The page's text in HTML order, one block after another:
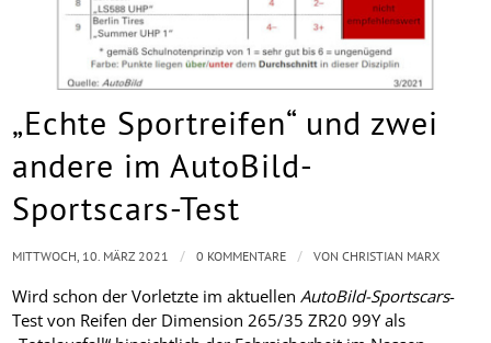
„Echte Sportreifen“ und zwei
andere im AutoBild-
Sportscars-Test
Wird schon der Vorletzte im aktuellenAutoBild-Sportscars-
Test von Reifen der Dimension 265/35 ZR20 99Y als
MITTWOCH, 10. MÄRZ 2021 / 0 KOMMENTARE / VONCHRISTIAN MARX